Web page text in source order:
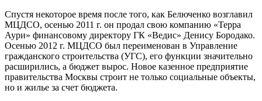
Спустя некоторое время после того, как Белюченко возглавил
МЦДСО, осенью 2011 г. он продал свою компанию «Терра
Аури» финансовому директору ГК «Ведис» Денису Бородако.
Осенью 2012 г. МЦДСО был переименован в Управление
гражданского строительства (УГС), его функции значительно
расширились, а бюджет вырос. Новое казенное предприятие
правительства Москвы строит не только социальные объекты,
но и жилье за счет бюджета.